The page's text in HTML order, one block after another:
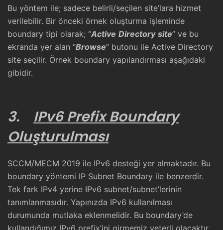
Bu yöntem ile; sadece belirli/seçilen site’lara hizmet
verilebilir. Bir önceki örnek oluşturma işleminde
boundary tipi olarak; “Active Directory site” ve bu
ekranda yer alan “Browse” butonu ile Active Directory
site seçilir. Örnek boundary yapılandırması aşağıdaki
gibidir.
3. IPv6 Prefix Boundary
Oluşturulması
SCCM/MECM 2019 ile IPv6 desteği yer almaktadır. Bu
boundary yöntemi IP Subnet Boundary ile benzerdir.
Tek fark IPv4 yerine IPv6 subnet/subnet’lerinin
tanımlanmasıdır. Yapınızda IPv6 kullanılması
durumunda mutlaka eklenmelidir. Bu boundary’de
kullandığımız IPv6 prefix’ini girmemiz yeterli olacaktır.